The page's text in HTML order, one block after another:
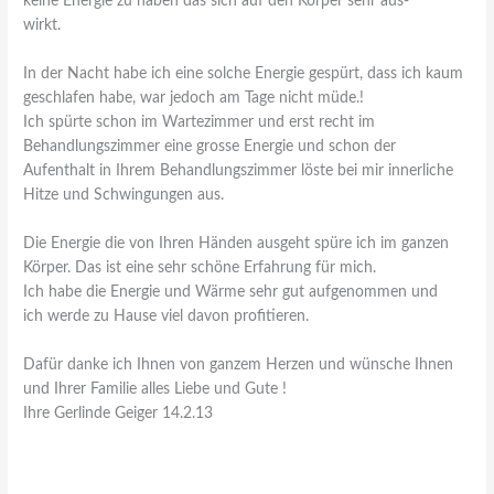
wirkt.
In der Nacht habe ich eine solche Energie gespürt, dass ich kaum
geschlafen habe, war jedoch am Tage nicht müde.!
Ich spürte schon im Wartezimmer und erst recht im
Behandlungszimmer eine grosse Energie und schon der
Aufenthalt in Ihrem Behandlungszimmer löste bei mir innerliche
Hitze und Schwingungen aus.
Die Energie die von Ihren Händen ausgeht spüre ich im ganzen
Körper. Das ist eine sehr schöne Erfahrung für mich.
Ich habe die Energie und Wärme sehr gut aufgenommen und
ich werde zu Hause viel davon profitieren.
Dafür danke ich Ihnen von ganzem Herzen und wünsche Ihnen
und Ihrer Familie alles Liebe und Gute !
Ihre Gerlinde Geiger 14.2.13